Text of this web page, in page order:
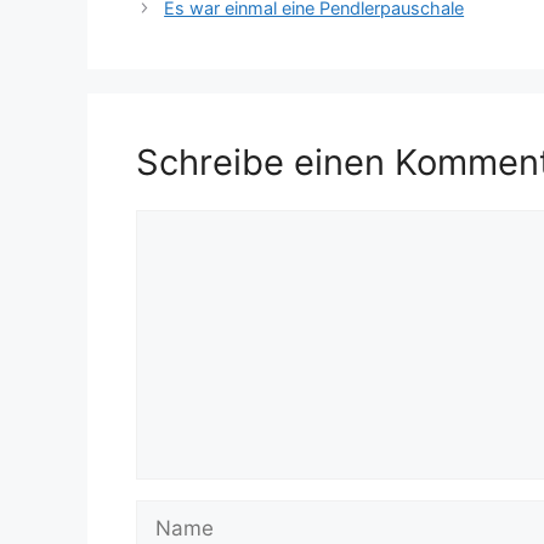
Es war einmal eine Pendlerpauschale
Schreibe einen
Name